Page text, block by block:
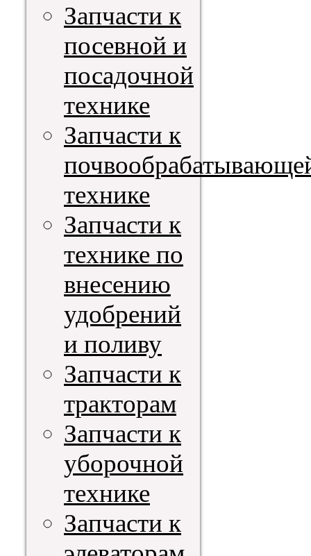
Запчасти к
посевной и
посадочной
технике
Запчасти к
технике
Запчасти к
технике по
внесению
удобрений
и поливу
Запчасти к
тракторам
Запчасти к
уборочной
технике
Запчасти к